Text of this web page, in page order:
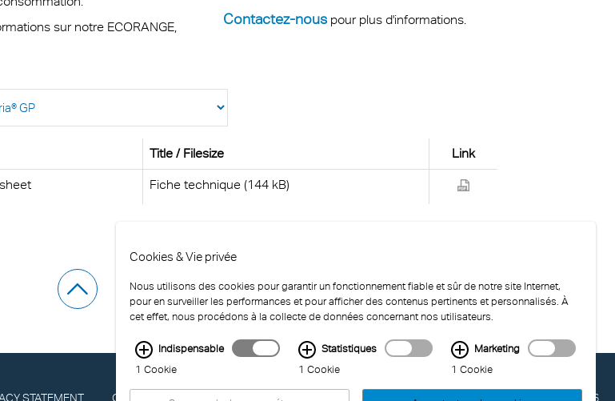
sur notre ECORANGE,
Contactez-nouspour plus d'informations.
Title / Filesize Link
Fiche technique (144 kB)
STATEMENT COMPLIANCE IMPRINT LAST UPDATED: 04.08.2026
Cookies & Vie privée
Nous utilisons des cookies pour garantir un fonctionnement fiable et sûr de notre site Internet,
pour en surveiller les performances et pour afficher des contenus pertinents et personnalisés. À
cet effet, nous procédons à la collecte de données concernant nos utilisateurs.
Indispensable
1 Cookie
Statistiques
1 Cookie
Marketing
1 Cookie